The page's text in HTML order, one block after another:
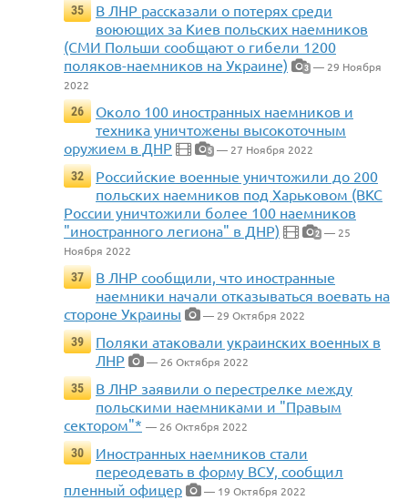
35
В ЛНР рассказали о потерях среди
воюющих за Киев польских наемников
(СМИ Польши сообщают о гибели 1200
поляков-наемников на Украине)
3 — 29 Ноября
2022
26
Около 100 иностранных наемников и
техника уничтожены высокоточным
оружием в ДНР
5 — 27 Ноября 2022
32
Российские военные уничтожили до 200
польских наемников под Харьковом (ВКС
России уничтожили более 100 наемников
"иностранного легиона" в ДНР)
2 — 25
Ноября 2022
37
В ЛНР сообщили, что иностранные
наемники начали отказываться воевать на
стороне Украины
— 29 Октября 2022
39
Поляки атаковали украинских военных в
ЛНР
— 26 Октября 2022
35
В ЛНР заявили о перестрелке между
польскими наемниками и "Правым
сектором"* — 26 Октября 2022
30
Иностранных наемников стали
переодевать в форму ВСУ, сообщил
пленный офицер
— 19 Октября 2022